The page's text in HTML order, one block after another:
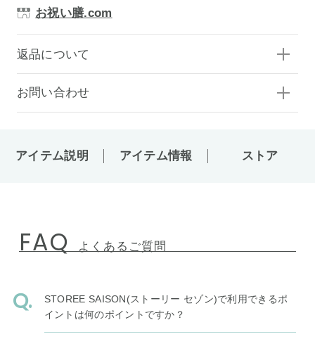
お祝い膳.com
返品について
お問い合わせ
アイテム説明 アイテム情報 ストア
FAQ よくあるご質問
STOREE SAISON(ストーリー セゾン)で利用できるポ
イントは何のポイントですか？